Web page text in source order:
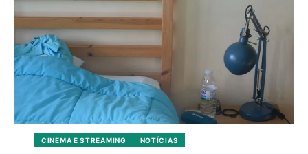
CINEMA E STREAMING NOTÍCIAS